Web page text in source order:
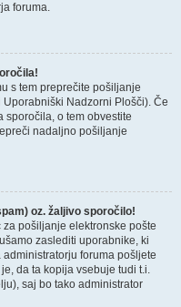
foruma.
s tem preprečite pošiljanje
Nadzorni Plošči). Če
o tem obvestite
nadaljno pošiljanje
oz. žaljivo sporočilo!
pošiljanje elektronske pošte
zaslediti uporabnike, ki
foruma pošljete
da ta kopija vsebuje tudi t.i.
saj bo tako administrator